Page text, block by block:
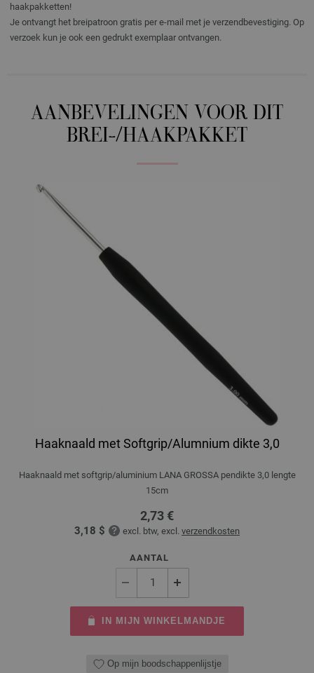
haakpakketten!
Je ontvangt het breipatroon gratis per e-mail met je verzendbevestiging. Op
verzoek kun je ook een gedrukt exemplaar ontvangen.
AANBEVELINGEN VOOR DIT
BREI-/HAAKPAKKET
Haaknaald met Softgrip/Alumnium dikte 3,0
Haaknaald met softgrip/aluminium LANA GROSSA pendikte 3,0 lengte
15cm
2,73 €
3,18 $ excl. btw, excl. verzendkosten
AANTAL
IN MIJN WINKELMANDJE
Op mijn boodschappenlijstje